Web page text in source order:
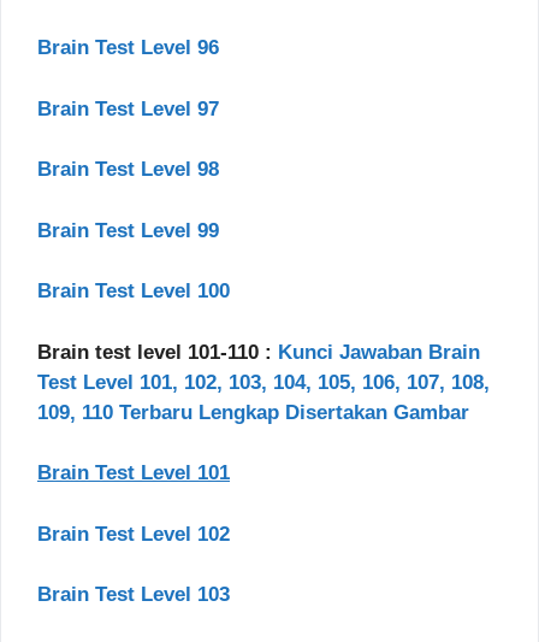
Brain Test Level 96
Brain Test Level 97
Brain Test Level 98
Brain Test Level 99
Brain Test Level 100
Brain test level 101-110 : Kunci Jawaban Brain
Test Level 101, 102, 103, 104, 105, 106, 107, 108,
109, 110 Terbaru Lengkap Disertakan Gambar
Brain Test Level 101
Brain Test Level 102
Brain Test Level 103